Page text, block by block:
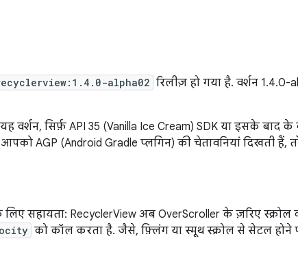
alpha02 रिलीज़ हो गया है. वर्शन 1.4.0-
वर्शन, सिर्फ़ API 35 (Vanilla Ice Cream) SDK या इसके बाद
AGP (Android Gradle प्लगिन) की चेतावनियां दिखती हैं,
सहायता: RecyclerView अब OverScroller के ज़रिए स्क्रोल
को कॉल करता है. जैसे, फ़्लिंग या स्मूथ स्क्रोल से सेटल होने